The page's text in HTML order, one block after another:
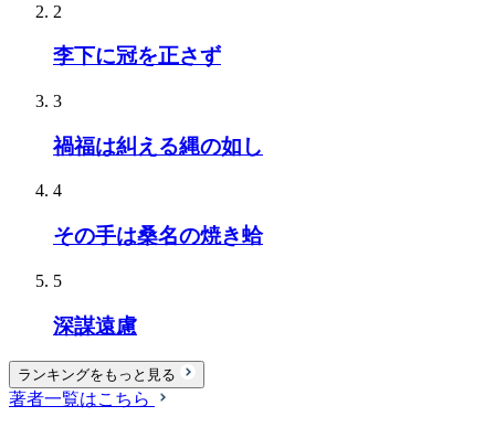
2
李下に冠を正さず
3
禍福は糾える縄の如し
4
その手は桑名の焼き蛤
5
深謀遠慮
ランキングをもっと見る
著者一覧はこちら